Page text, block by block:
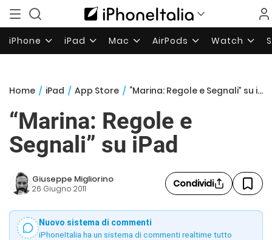
iPhone iPad Mac AirPods Watch
Home / iPad / App Store / “Marina: Regole e Segnali” su iPad
“Marina: Regole e
Segnali” su iPad
Giuseppe Migliorino
26 Giugno 2011 Condividi
Nuovo sistema di commenti
iPhoneItalia ha un sistema di commenti realtime tutto